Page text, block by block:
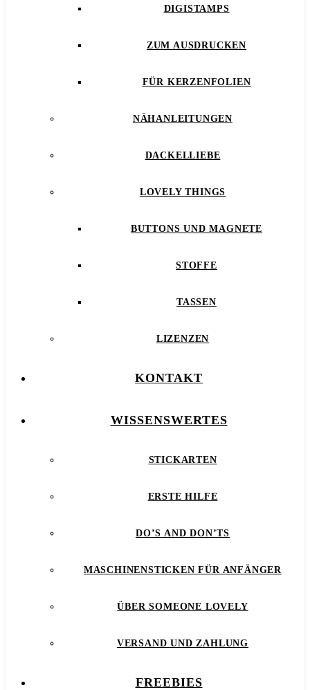
DIGISTAMPS
ZUM AUSDRUCKEN
FÜR KERZENFOLIEN
NÄHANLEITUNGEN
DACKELLIEBE
LOVELY THINGS
BUTTONS UND MAGNETE
STOFFE
TASSEN
LIZENZEN
KONTAKT
WISSENSWERTES
STICKARTEN
ERSTE HILFE
DO’S AND DON’TS
MASCHINENSTICKEN FÜR ANFÄNGER
ÜBER SOMEONE LOVELY
VERSAND UND ZAHLUNG
FREEBIES